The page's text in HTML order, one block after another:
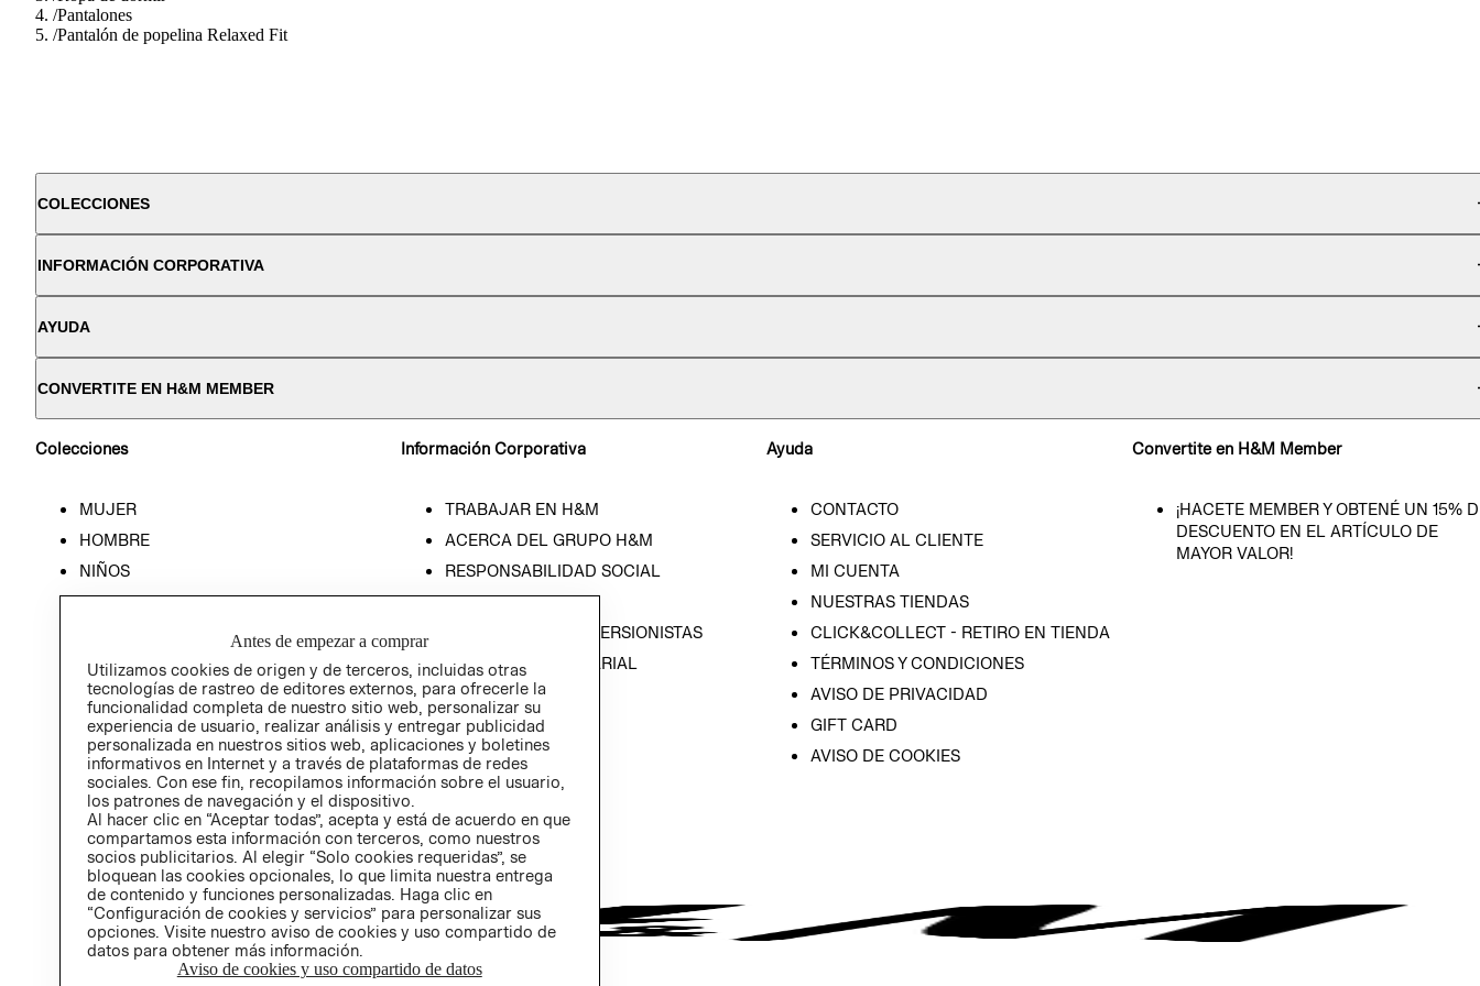
/Pantalones
/Pantalón de popelina Relaxed Fit
COLECCIONES
INFORMACIÓN CORPORATIVA
AYUDA
CONVERTITE EN H&M MEMBER
Colecciones
MUJER
HOMBRE
NIÑOS
HOME
Información Corporativa
TRABAJAR EN H&M
ACERCA DEL GRUPO H&M
RESPONSABILIDAD SOCIAL
PRENSA
RELACIÓN CON INVERSIONISTAS
POLÍTICA EMPRESARIAL
Ayuda
CONTACTO
SERVICIO AL CLIENTE
MI CUENTA
NUESTRAS TIENDAS
CLICK&COLLECT - RETIRO EN TIENDA
TÉRMINOS Y CONDICIONES
AVISO DE PRIVACIDAD
GIFT CARD
AVISO DE COOKIES
Convertite en H&M Member
¡HACETE MEMBER Y OBTENÉ UN 15%
DESCUENTO EN EL ARTÍCULO DE
MAYOR VALOR!
Antes de empezar a comprar
Utilizamos cookies de origen y de terceros, incluidas otras
tecnologías de rastreo de editores externos, para ofrecerle la
funcionalidad completa de nuestro sitio web, personalizar su
experiencia de usuario, realizar análisis y entregar publicidad
personalizada en nuestros sitios web, aplicaciones y boletines
informativos en Internet y a través de plataformas de redes
sociales. Con ese fin, recopilamos información sobre el usuario,
los patrones de navegación y el dispositivo.
Al hacer clic en “Aceptar todas”, acepta y está de acuerdo en que
compartamos esta información con terceros, como nuestros
socios publicitarios. Al elegir “Solo cookies requeridas”, se
bloquean las cookies opcionales, lo que limita nuestra entrega
de contenido y funciones personalizadas. Haga clic en
“Configuración de cookies y servicios” para personalizar sus
opciones. Visite nuestro aviso de cookies y uso compartido de
datos para obtener más información.
Aviso de cookies y uso compartido de datos